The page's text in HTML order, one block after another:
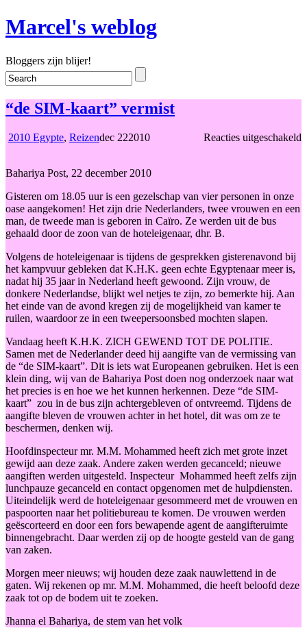
Marcel's weblog
Bloggers zijn blijer!
“de SIM-kaart” vermist
2010 Egypte, Reizen Reacties uitgeschakeld
dec 222010
Bahariya Post, 22 december 2010
Gisteren om 18.05 uur is een gezelschap van vier personen in onze
oase aangekomen! Het zijn drie Nederlanders, twee vrouwen en een
man, de tweede man is geboren in Caïro. Ze werden uit de bus
gehaald door de zoon van de hoteleigenaar, dhr. B.
Volgens de hoteleigenaar is tijdens de gesprekken gisterenavond bij
het kampvuur gebleken dat K.H.K. geen echte Egyptenaar meer is,
nadat hij 35 jaar in Nederland heeft gewoond. Zijn vrouw, de
donkere Nederlandse, blijkt wel netjes te zijn, zo bemerkte hij. Aan
het einde van de avond kregen zij de mogelijkheid van kamer te
ruilen, waardoor ze in een tweepersoonsbed mochten slapen.
Vandaag heeft K.H.K. ZICH GEWEND TOT DE POLITIE.
Samen met de Nederlander deed hij aangifte van de vermissing van
de “de SIM-kaart”. Dit is iets wat Europeanen gebruiken. Het is een
klein ding, wij van de Bahariya Post doen nog onderzoek naar wat
het precies is en hoe we het kunnen herkennen. Deze “de SIM-
kaart” zou in de bus zijn achtergebleven of ontvreemd. Tijdens de
aangifte bleven de vrouwen achter in het hotel, dit was om ze te
beschermen, denken wij.
Hoofdinspecteur mr. M.M. Mohammed heeft zich met grote inzet
gewijd aan deze zaak. Andere zaken werden gecanceld; nieuwe
aangiften werden uitgesteld. Inspecteur Mohammed heeft zelfs zijn
lunchpauze gecanceld en contact opgenomen met de hulpdiensten.
Uiteindelijk werd de hoteleigenaar gesommeerd met de vrouwen en
paspoorten naar het politiebureau te komen. De vrouwen werden
geëscorteerd en door een fors bewapende agent de aangifteruimte
binnengebracht. Daar werden zij op de hoogte gesteld van de gang
van zaken.
Morgen meer nieuws; wij houden deze zaak nauwlettend in de
gaten. Wij rekenen op mr. M.M. Mohammed, die heeft beloofd deze
zaak tot op de bodem uit te zoeken.
Jhanna el Bahariya, de stem van het volk